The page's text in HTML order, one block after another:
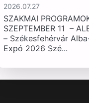
2026.07.27
SZAKMAI
SZEPTEMBER 11 –
– Székesfehérvár
Expó 2026 Szé...